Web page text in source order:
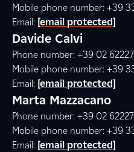
Mobile phone number: +39
Email: [email protected]
Davide Calvi
Phone number: +39 02
Mobile phone number: +39
Email: [email protected]
Marta Mazzacano
Phone number: +39 02
Mobile phone number: +39
Email: [email protected]